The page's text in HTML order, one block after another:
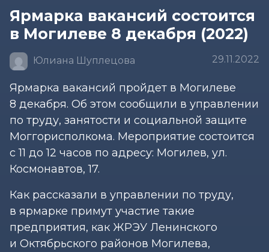
Ярмарка вакансий состоится
в Могилеве 8 декабря (2022)
Юлиана Шуплецова 29.11.2022
Ярмарка вакансий пройдет в Могилеве
8 декабря. Об этом сообщили в управлении
по труду, занятости и социальной защите
Моггорисполкома. Мероприятие состоится
с 11 до 12 часов по адресу: Могилев, ул.
Космонавтов, 17.
Как рассказали в управлении по труду,
в ярмарке примут участие такие
предприятия, как ЖРЭУ Ленинского
и Октябрьского районов Могилева,